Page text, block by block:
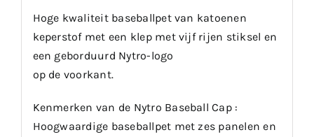
Hoge kwaliteit baseballpet van katoenen
keperstof met een klep met vijf rijen stiksel en
een geborduurd Nytro-logo
op de voorkant.
Kenmerken van de Nytro Baseball Cap :
Hoogwaardige baseballpet met zes panelen en